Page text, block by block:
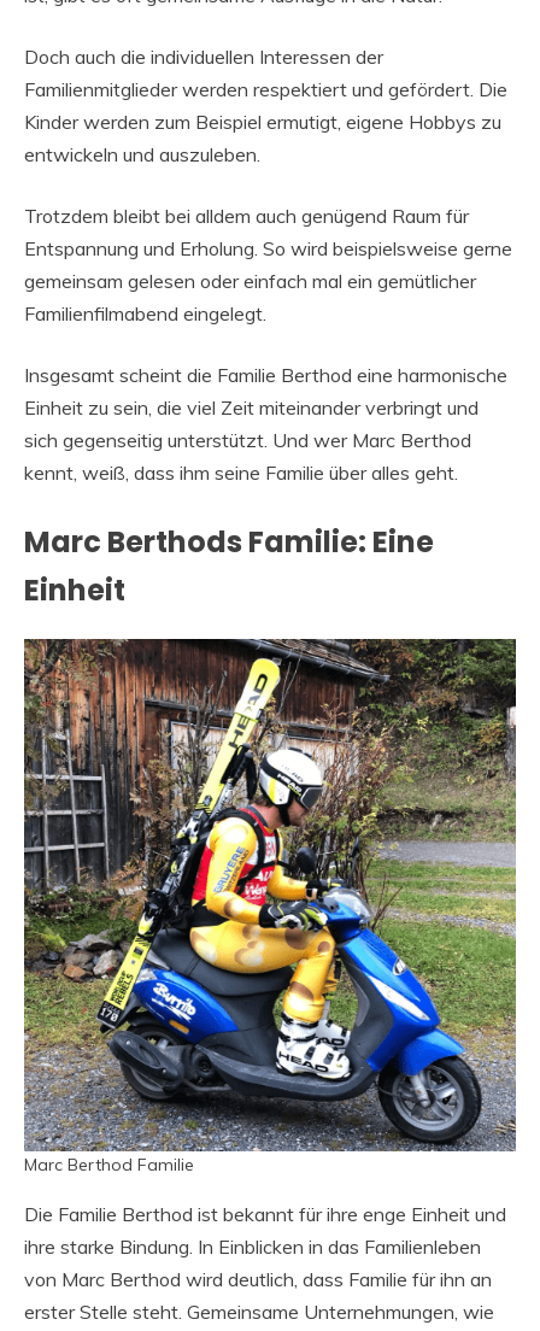
Doch auch die individuellen Interessen der
Familienmitglieder werden respektiert und gefördert. Die
Kinder werden zum Beispiel ermutigt, eigene Hobbys zu
entwickeln und auszuleben.
Trotzdem bleibt bei alldem auch genügend Raum für
Entspannung und Erholung. So wird beispielsweise gerne
gemeinsam gelesen oder einfach mal ein gemütlicher
Familienfilmabend eingelegt.
Insgesamt scheint die Familie Berthod eine harmonische
Einheit zu sein, die viel Zeit miteinander verbringt und
sich gegenseitig unterstützt. Und wer Marc Berthod
kennt, weiß, dass ihm seine Familie über alles geht.
Marc Berthods Familie: Eine
Einheit
Marc Berthod Familie
Die Familie Berthod ist bekannt für ihre enge Einheit und
ihre starke Bindung. In Einblicken in das Familienleben
von Marc Berthod wird deutlich, dass Familie für ihn an
erster Stelle steht. Gemeinsame Unternehmungen, wie